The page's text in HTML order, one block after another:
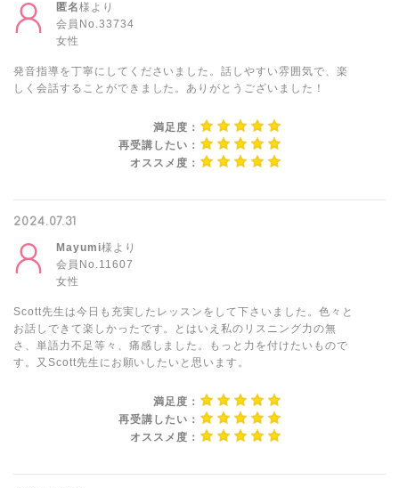
匿名様より
会員No.33734
女性
発音指導を丁寧にしてくださいました。話しやすい雰囲気で、楽
しく会話することができました。ありがとうございました！
満足度：
再受講したい：
オススメ度：
2024.07.31
Mayumi様より
会員No.11607
女性
Scott先生は今日も充実したレッスンをして下さいました。色々と
お話しできて楽しかったです。とはいえ私のリスニング力の無
さ、単語力不足等々、痛感しました。もっと力を付けたいもので
す。又Scott先生にお願いしたいと思います。
満足度：
再受講したい：
オススメ度：